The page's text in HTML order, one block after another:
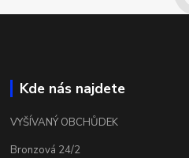
Kde nás najdete
VYŠÍVANÝ OBCHŮDEK
Bronzová 24/2